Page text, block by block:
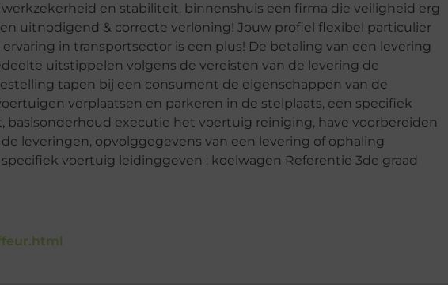
en stabiliteit, binnenshuis een firma die veiligheid erg
uitnodigend & correcte verloning! Jouw profiel flexibel particulier
in transportsector is een plus! De betaling van een levering
uitstippelen volgens de vereisten van de levering de
tapen bij een consument de eigenschappen van de
verplaatsen en parkeren in de stelplaats, een specifiek
basisonderhoud executie het voertuig reiniging, have voorbereiden
leveringen, opvolggegevens van een levering of ophaling
voertuig leidinggeven : koelwagen Referentie 3de graad